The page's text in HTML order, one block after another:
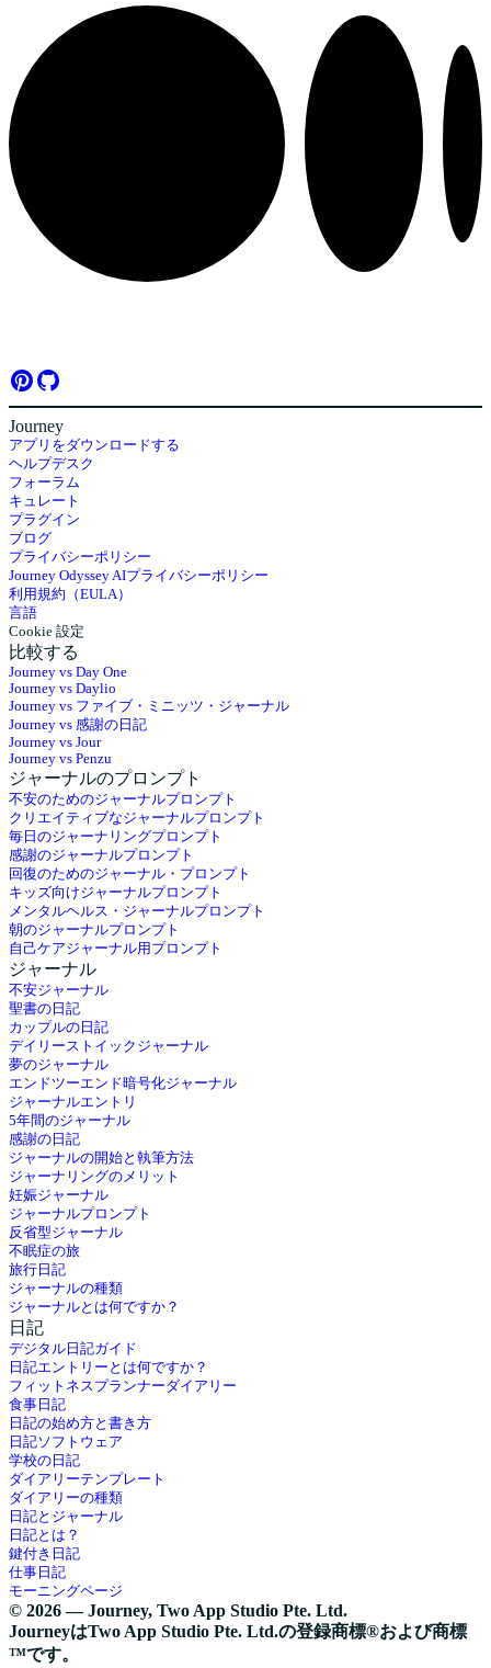
Journey
アプリをダウンロードする
ヘルプデスク
フォーラム
キュレート
プラグイン
ブログ
プライバシーポリシー
Journey Odyssey AIプライバシーポリシー
利用規約（EULA）
言語
Cookie 設定
比較する
Journey vs Day One
Journey vs Daylio
Journey vs ファイブ・ミニッツ・ジャーナル
Journey vs 感謝の日記
Journey vs Jour
Journey vs Penzu
ジャーナルのプロンプト
不安のためのジャーナルプロンプト
クリエイティブなジャーナルプロンプト
毎日のジャーナリングプロンプト
感謝のジャーナルプロンプト
回復のためのジャーナル・プロンプト
キッズ向けジャーナルプロンプト
メンタルヘルス・ジャーナルプロンプト
朝のジャーナルプロンプト
自己ケアジャーナル用プロンプト
ジャーナル
不安ジャーナル
聖書の日記
カップルの日記
デイリーストイックジャーナル
夢のジャーナル
エンドツーエンド暗号化ジャーナル
ジャーナルエントリ
5年間のジャーナル
感謝の日記
ジャーナルの開始と執筆方法
ジャーナリングのメリット
妊娠ジャーナル
ジャーナルプロンプト
反省型ジャーナル
不眠症の旅
旅行日記
ジャーナルの種類
ジャーナルとは何ですか？
日記
デジタル日記ガイド
日記エントリーとは何ですか？
フィットネスプランナーダイアリー
食事日記
日記の始め方と書き方
日記ソフトウェア
学校の日記
ダイアリーテンプレート
ダイアリーの種類
日記とジャーナル
日記とは？
鍵付き日記
仕事日記
モーニングページ
© 2026 — Journey, Two App Studio Pte. Ltd.
JourneyはTwo App Studio Pte. Ltd.の登録商標®および商標
™です。